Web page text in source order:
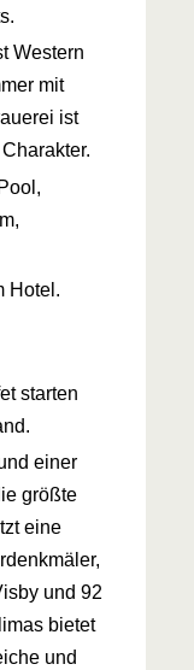
Western
mit
ist
Hotel.
starten
einer
größte
eine
und 92
bietet
und